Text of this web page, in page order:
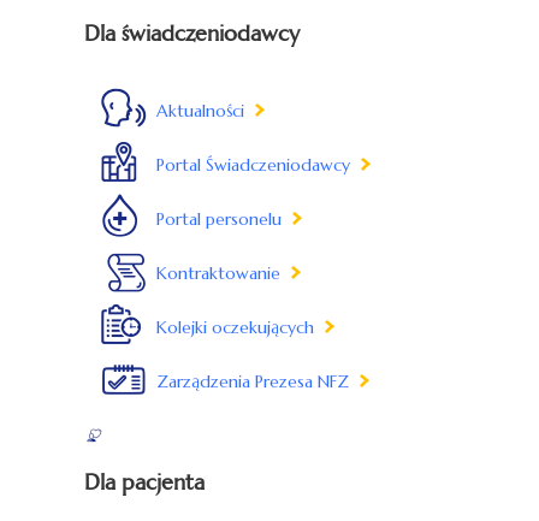
Dla świadczeniodawcy
Aktualności
Portal Świadczeniodawcy
Portal personelu
Kontraktowanie
Kolejki oczekujących
Zarządzenia Prezesa NFZ
Dla pacjenta